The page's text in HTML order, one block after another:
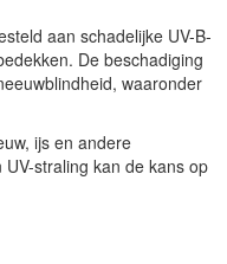
aan schadelijke UV-B-
De beschadiging
waaronder
ijs en andere
straling kan de kans op